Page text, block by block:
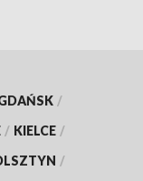
/
/ KIELCE /
/